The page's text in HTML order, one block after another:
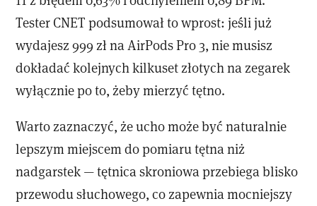
Tester CNET podsumował to wprost: jeśli już
wydajesz 999 zł na AirPods Pro 3, nie musisz
dokładać kolejnych kilkuset złotych na zegarek
wyłącznie po to, żeby mierzyć tętno.
Warto zaznaczyć, że ucho może być naturalnie
lepszym miejscem do pomiaru tętna niż
nadgarstek — tętnica skroniowa przebiega blisko
przewodu słuchowego, co zapewnia mocniejszy